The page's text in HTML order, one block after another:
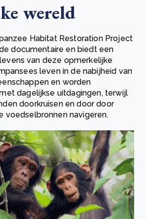
wereld
Habitat Restoration Project
documentaire en biedt een
van deze opmerkelijke
leven in de nabijheid van
en worden
dagelijkse uitdagingen, terwijl
doorkruisen en door door
voedselbronnen navigeren.